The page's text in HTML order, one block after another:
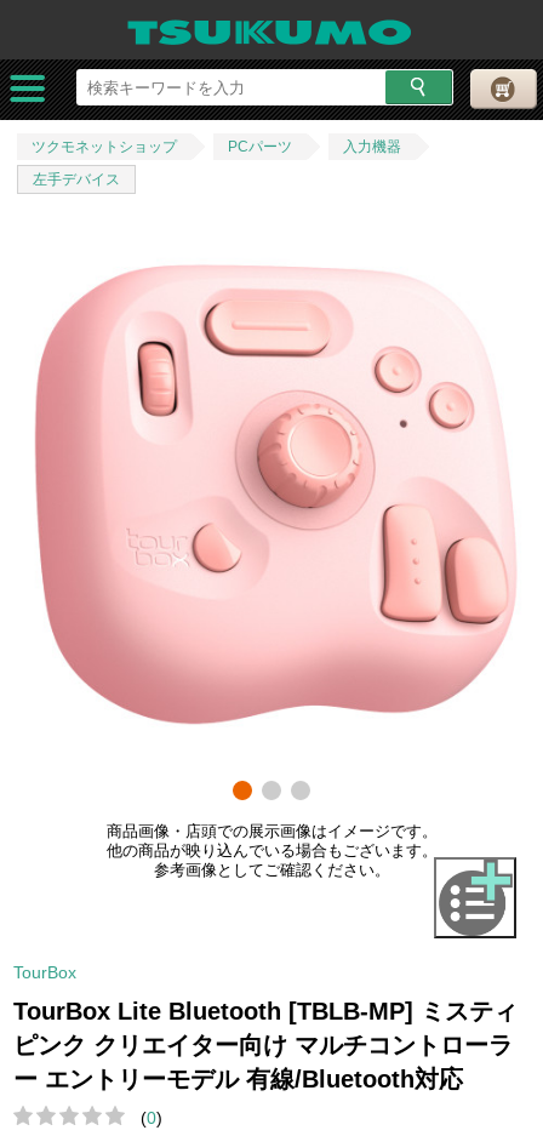
ツクモネットショップ PCパーツ
入力機器
左手デバイス
商品画像・店頭での展示画像はイメージです。
他の商品が映り込んでいる場合もございます。
参考画像としてご確認ください。
TourBox
TourBox Lite Bluetooth [TBLB-MP] ミスティ
ピンク クリエイター向け マルチコントローラ
ー エントリーモデル 有線/Bluetooth対応
(0)